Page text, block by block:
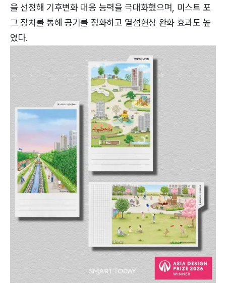
을 선정해 기후변화 대응 능력을 극대화했으며, 미스트 포
그 장치를 통해 공기를 정화하고 열섬현상 완화 효과도 높
였다.